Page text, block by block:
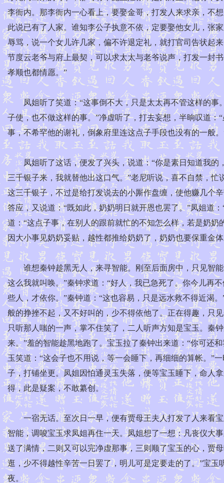
李衙内。那李衙内一心看上，要娶金哥，打发人来求亲，不
此说已有了人家。谁知李公子执意不依，定要娶他女儿，张
辱骂，说一个女儿许几家，偏不许退定礼，就打官司告状起
节度云老爷与府上最契，可以求太太与老爷说声，打发一封
孝顺也都情愿。”
凤姐听了笑道：“这事倒不大，只是太太再不管这样的事。
子使，也不做这样的事。”净虚听了，打去妄想，半晌叹道
事，不希罕他的谢礼，倒象府里连这点子手段也没有的一般。
凤姐听了这话，便发了兴头，说道：“你是素日知道我的
三千银子来，我就替他出这口气。”老尼听说，喜不自禁，
这三千银子，不过是给打发说去的小厮作盘缠，使他赚几个
答应，又说道：“既如此，奶奶明日就开恩也罢了。”凤姐道
道：“这点子事，在别人的跟前就忙的不知怎么样，若是奶
因大小事见奶奶妥贴，越性都推给奶奶了，奶奶也要保重金
谁想秦钟趁黑无人，来寻智能。刚至后面房中，只见智能
这么我就叫唤。”秦钟求道：“好人，我已急死了。你今儿再
些人，才依你。”秦钟道：“这也容易，只是远水救不得近渴
般的挣挫不起，又不好叫的，少不得依他了。正在得趣，只
只听那人嗤的一声，掌不住笑了，二人听声方知是宝玉。秦
来。”羞的智能趁黑地跑了。宝玉拉了秦钟出来道：“你可还
玉笑道：“这会子也不用说，等一会睡下，再细细的算帐。”
子，打铺坐更。凤姐因怕通灵玉失落，便等宝玉睡下，命人
得，此是疑案，不敢纂创。
一宿无话。至次日一早，便有贾母王夫人打发了人来看宝
智能，调唆宝玉求凤姐再住一天。凤姐想了一想：凡丧仪大
送了满情，二则又可以完净虚那事，三则顺了宝玉的心，贾
逛，少不得越性辛苦一日罢了，明儿可是定要走的了。”宝
夜。